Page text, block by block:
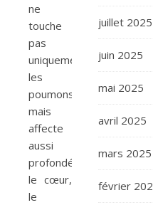
ne
touche
pas
uniquement
les
poumons,
mais
affecte
aussi
profondément
le cœur,
le
juillet 2025
juin 2025
mai 2025
avril 2025
mars 2025
février